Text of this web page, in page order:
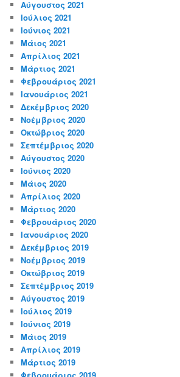
Αύγουστος 2021
Ιούλιος 2021
Ιούνιος 2021
Μάιος 2021
Απρίλιος 2021
Μάρτιος 2021
Φεβρουάριος 2021
Ιανουάριος 2021
Δεκέμβριος 2020
Νοέμβριος 2020
Οκτώβριος 2020
Σεπτέμβριος 2020
Αύγουστος 2020
Ιούνιος 2020
Μάιος 2020
Απρίλιος 2020
Μάρτιος 2020
Φεβρουάριος 2020
Ιανουάριος 2020
Δεκέμβριος 2019
Νοέμβριος 2019
Οκτώβριος 2019
Σεπτέμβριος 2019
Αύγουστος 2019
Ιούλιος 2019
Ιούνιος 2019
Μάιος 2019
Απρίλιος 2019
Μάρτιος 2019
Φεβρουάριος 2019